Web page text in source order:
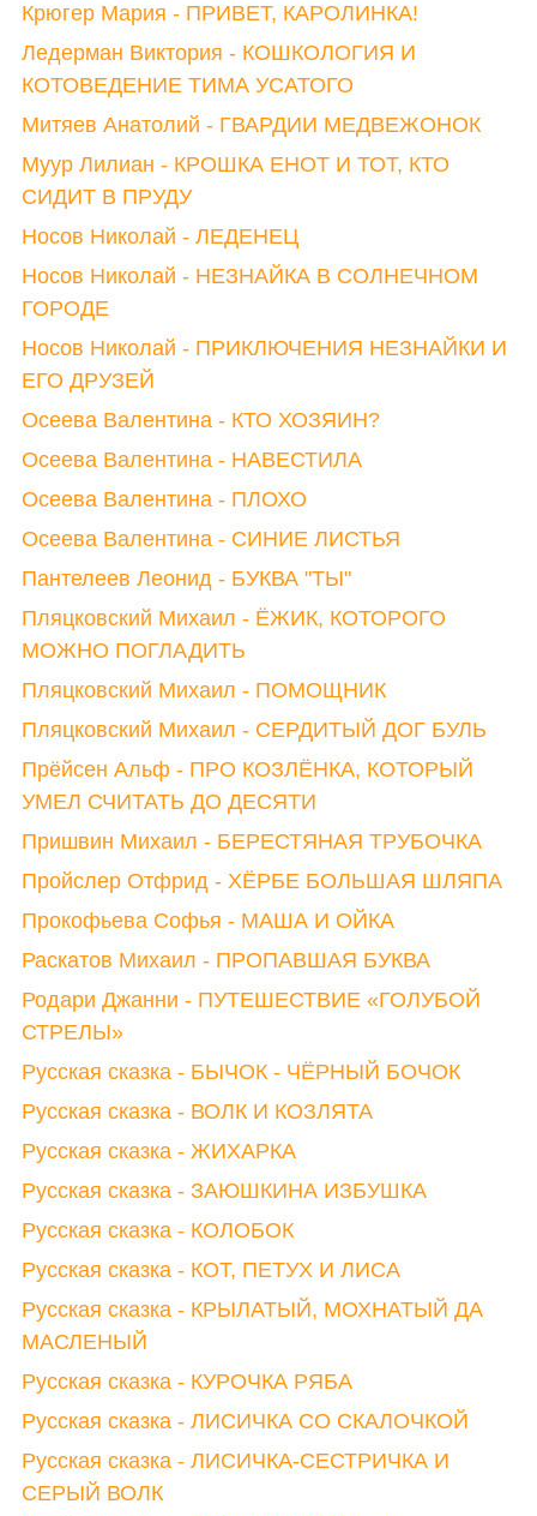
Крюгер Мария - ПРИВЕТ, КАРОЛИНКА!
Ледерман Виктория - КОШКОЛОГИЯ И
КОТОВЕДЕНИЕ ТИМА УСАТОГО
Митяев Анатолий - ГВАРДИИ МЕДВЕЖОНОК
Муур Лилиан - КРОШКА ЕНОТ И ТОТ, КТО
СИДИТ В ПРУДУ
Носов Николай - ЛЕДЕНЕЦ
Носов Николай - НЕЗНАЙКА В СОЛНЕЧНОМ
ГОРОДЕ
Носов Николай - ПРИКЛЮЧЕНИЯ НЕЗНАЙКИ И
ЕГО ДРУЗЕЙ
Осеева Валентина - КТО ХОЗЯИН?
Осеева Валентина - НАВЕСТИЛА
Осеева Валентина - ПЛОХО
Осеева Валентина - СИНИЕ ЛИСТЬЯ
Пантелеев Леонид - БУКВА "ТЫ"
Пляцковский Михаил - ЁЖИК, КОТОРОГО
МОЖНО ПОГЛАДИТЬ
Пляцковский Михаил - ПОМОЩНИК
Пляцковский Михаил - СЕРДИТЫЙ ДОГ БУЛЬ
Прёйсен Альф - ПРО КОЗЛЁНКА, КОТОРЫЙ
УМЕЛ СЧИТАТЬ ДО ДЕСЯТИ
Пришвин Михаил - БЕРЕСТЯНАЯ ТРУБОЧКА
Пройслер Отфрид - ХЁРБЕ БОЛЬШАЯ ШЛЯПА
Прокофьева Софья - МАША И ОЙКА
Раскатов Михаил - ПРОПАВШАЯ БУКВА
Родари Джанни - ПУТЕШЕСТВИЕ «ГОЛУБОЙ
СТРЕЛЫ»
Русская сказка - БЫЧОК - ЧЁРНЫЙ БОЧОК
Русская сказка - ВОЛК И КОЗЛЯТА
Русская сказка - ЖИХАРКА
Русская сказка - ЗАЮШКИНА ИЗБУШКА
Русская сказка - КОЛОБОК
Русская сказка - КОТ, ПЕТУХ И ЛИСА
Русская сказка - КРЫЛАТЫЙ, МОХНАТЫЙ ДА
МАСЛЕНЫЙ
Русская сказка - КУРОЧКА РЯБА
Русская сказка - ЛИСИЧКА СО СКАЛОЧКОЙ
Русская сказка - ЛИСИЧКА-СЕСТРИЧКА И
СЕРЫЙ ВОЛК